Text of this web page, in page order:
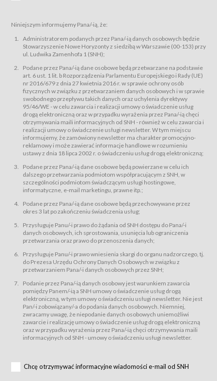
podmiotom z branży mediów i filmowej (Akredytacje);
Bilety – wybrane dokumenty potwierdzające zawarcie umowy z
Usługodawcą i uprawniające do wzięcia udziału w Wydarzeniu,
przewidziane przez Usługodawcę dla danego Wydarzenia, tj. uprawniające
do uczestnictwa w wielu albo w pojedynczych seansach filmowych,
Sklep – sklep internetowy prowadzony przez Usługodawcę w Serwisie;
Regulamin – niniejszy regulamin.
§ 2
Postanowienia ogólne
Regulamin określa zasady:
świadczenia Usługobiorcom Usług przez Usługodawcę, z
zastrzeżeniem usług, o których mowa w ust. 2 pkt. 4 i 5 poniżej, których
zasady świadczenia precyzują odrębne regulaminy,
przetwarzania przez Usługodawcę danych osobowych Usługobiorców
będących osobami fizycznymi.
świadczy Usługi drogą elektroniczną w rozumieniu ustawy z dnia 18 lipca
2002 r. o świadczeniu usług drogą elektroniczną (Dz.U. z 2002 r., Nr 144, poz.
1204, z późń. zm.). Usługi świadczone są nieodpłatnie.
usługę przeglądania i odczytywania przez Usługobiorców materiałów
zamieszczanych w Serwisie,
usługę utrzymywania konta użytkownika w Serwisie,
usługę newsletter,
usługę zawierania na odległość umów nabycia Karnetów i Biletów,
usługę zawierania na odległość umów sprzedaży w Sklepie.
dnia 18 lipca 2002 r. o świadczeniu usług drogą elektroniczną (Dz.U. z 2002
r., Nr 144, poz. 1204, z późń. zm.). Usługi świadczone są nieodpłatnie.
Na zasadach określonych w Regulaminie dostęp do Serwisu jest otwarty dla
Usługobiorca przed rozpoczęciem korzystania z Serwisu jest zobowiązany
zapoznać się z Regulaminem. Założenie konta w Serwisie oraz zamówienie
usługi newsletter za pośrednictwem przeznaczonego do tego formularza
zamieszczonego na stronach Serwisu dostępnych dla wszystkich
Usługobiorców wymaga akceptacji postanowień Regulaminu.
Usługobiorca zobowiązany jest do przestrzegania postanowień Regulaminu
od chwili rozpoczęcia korzystania z Serwisu.
Regulamin jest udostępniony Usługobiorcom nieodpłatnie za
Warunki techniczne korzystania z Usług
Niniejszym informujemy Pana/-ią, że:
Administratorem podanych przez Pana/-ią danych osobowych będzie
Stowarzyszenie Nowe Horyzonty z siedzibą w Warszawie (00-153) przy
ul. Ludwika Zamenhofa 1 (SNH);
Podane przez Pana/-ią dane osobowe będą przetwarzane na podstawie
art. 6 ust. 1 lit. b Rozporządzenia Parlamentu Europejskiego i Rady (UE)
nr 2016/679 z dnia 27 kwietnia 2016 r. w sprawie ochrony osób
fizycznych w związku z przetwarzaniem danych osobowych i w sprawie
swobodnego przepływu takich danych oraz uchylenia dyrektywy
95/46/WE - w celu zawarcia i realizacji umowy o świadczenie usług
drogą elektroniczną oraz w przypadku wyrażenia przez Pana/-ią chęci
otrzymywania maili informacyjnych od SNH - również w celu zawarcia i
realizacji umowy o świadczenie usługi newsletter. W tym miejscu
informujemy, że zamówiony newsletter ma charakter promocyjno-
reklamowy i może zawierać informacje handlowe w rozumieniu
ustawy z dnia 18 lipca 2002 r. o świadczeniu usług drogą elektroniczną;
Podane przez Pana/-ią dane osobowe będą powierzane w celu ich
dalszego przetwarzania podmiotom współpracującym z SNH, w
szczególności podmiotom świadczącym usługi hostingowe,
informatyczne, e-mail marketingu, prawne itp.;
Podane przez Pana/-ią dane osobowe będą przechowywane przez
okres 3 lat po zakończeniu świadczenia usług;
Przysługuje Panu/-i prawo do żądania od SNH dostępu do Pana/-i
danych osobowych, ich sprostowania, usunięcia lub ograniczenia
przetwarzania oraz prawo do przenoszenia danych;
Przysługuje Panu/-i prawo wniesienia skargi do organu nadzorczego, tj.
do Prezesa Urzędu Ochrony Danych Osobowych w związku z
przetwarzaniem Pana/-i danych osobowych przez SNH;
Podanie przez Pana/-ią danych osobowy jest warunkiem zawarcia
pomiędzy Panem/-ią a SNH umowy o świadczenie usług drogą
elektroniczną, w tym umowy o świadczeniu usługi newsletter. Nie jest
Pan/-i zobowiązany/-a do podania danych osobowych. Niemniej,
zwracamy uwagę, że niepodanie danych osobowych uniemożliwi
zawarcie i realizację umowy o świadczenie usług drogą elektroniczną
oraz w przypadku wyrażenia przez Pana/-ią chęci otrzymywania maili
informacyjnych od SNH - umowy o świadczeniu usługi newsletter.
Chcę otrzymywać informacyjne wiadomości e-mail od SNH